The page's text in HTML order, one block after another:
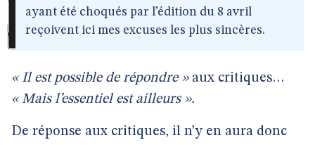
ayant été choqués par l’édition du 8 avril
reçoivent ici mes excuses les plus sincères.
« Il est possible de répondre »aux critiques…
« Mais l’essentiel est ailleurs ».
De réponse aux critiques, il n’y en aura donc